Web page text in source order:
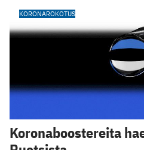
KORONAROKOTUS
Koronaboostereita